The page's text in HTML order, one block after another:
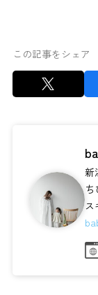
この記事をシェア
新
ス
ま